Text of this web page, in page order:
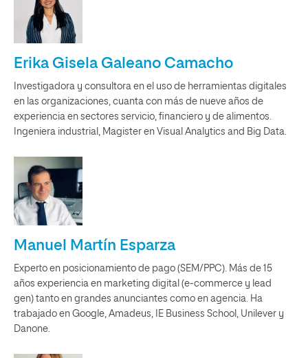
Erika Gisela Galeano Camacho
Investigadora y consultora en el uso de herramientas digitales
en las organizaciones, cuanta con más de nueve años de
experiencia en sectores servicio, financiero y de alimentos.
Ingeniera industrial, Magister en Visual Analytics and Big Data.
Manuel Martín Esparza
Experto en posicionamiento de pago (SEM/PPC). Más de 15
años experiencia en marketing digital (e-commerce y lead
gen) tanto en grandes anunciantes como en agencia. Ha
trabajado en Google, Amadeus, IE Business School, Unilever y
Danone.